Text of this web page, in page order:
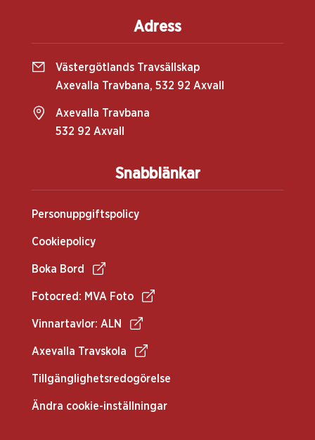
Snabblänkar
Personuppgiftspolicy
Cookiepolicy
Boka Bord
Fotocred: MVA Foto
Vinnartavlor: ALN
Axevalla Travskola
Tillgänglighetsredogörelse
Ändra cookie-inställningar
Adress
Västergötlands Travsällskap
Axevalla Travbana, 532 92 Axvall
Axevalla Travbana
532 92 Axvall